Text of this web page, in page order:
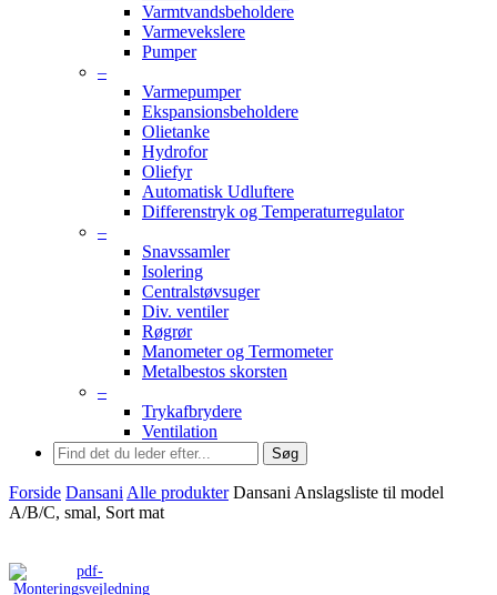
Varmtvandsbeholdere
Varmevekslere
Pumper
–
Varmepumper
Ekspansionsbeholdere
Olietanke
Hydrofor
Oliefyr
Automatisk Udluftere
Differenstryk og Temperaturregulator
–
Snavssamler
Isolering
Centralstøvsuger
Div. ventiler
Røgrør
Manometer og Termometer
Metalbestos skorsten
–
Trykafbrydere
Ventilation
Søg
Forside Dansani Alle produkter Dansani Anslagsliste til model
A/B/C, smal, Sort mat